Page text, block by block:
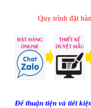
Quy trình đặt
Để thuận tiện và tiết